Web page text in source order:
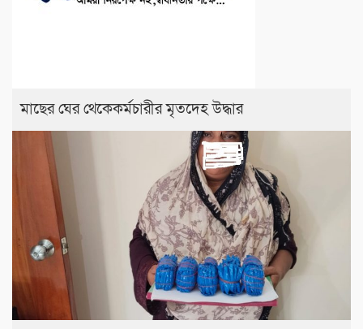
মাছের ঘের থেকেকর্মচারীর মৃতদেহ উদ্ধার